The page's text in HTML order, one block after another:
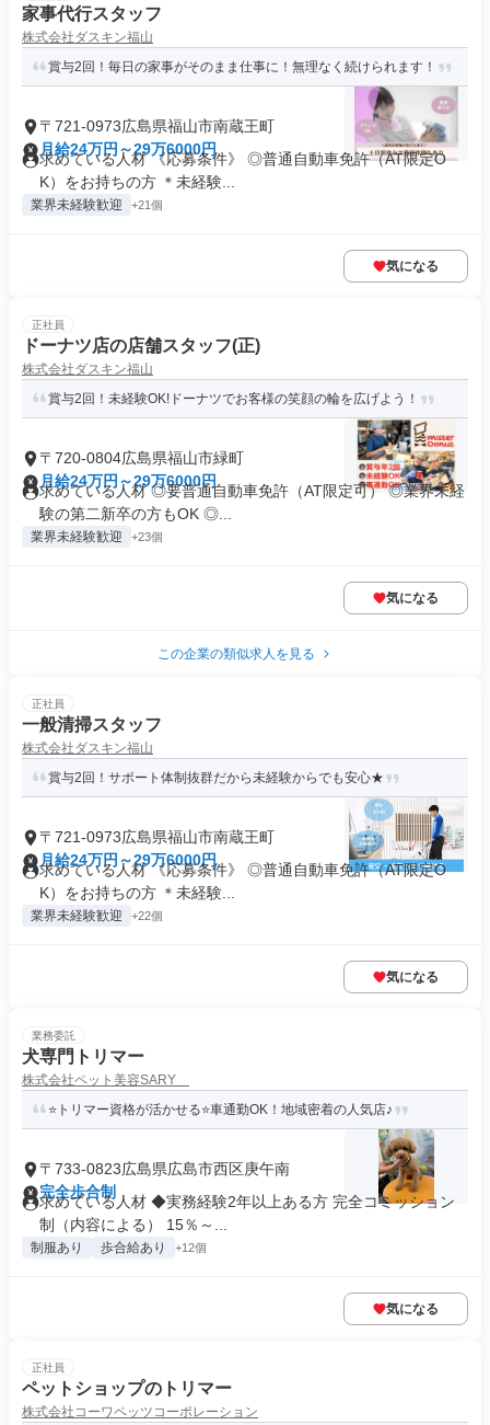
家事代行スタッフ
株式会社ダスキン福山
賞与2回！毎日の家事がそのまま仕事に！無理なく続けられます！
〒721-0973広島県福山市南蔵王町
月給24万円～29万6000円
求めている人材 《応募条件》 ◎普通自動車免許（AT限定O
K）をお持ちの方 ＊未経験...
業界未経験歓迎 +21個
気になる
正社員
ドーナツ店の店舗スタッフ(正)
株式会社ダスキン福山
賞与2回！未経験OK!ドーナツでお客様の笑顔の輪を広げよう！
〒720-0804広島県福山市緑町
月給24万円～29万6000円
求めている人材 ◎要普通自動車免許（AT限定可） ◎業界未経
験の第二新卒の方もOK ◎...
業界未経験歓迎 +23個
気になる
この企業の類似求人を見る
正社員
一般清掃スタッフ
株式会社ダスキン福山
賞与2回！サポート体制抜群だから未経験からでも安心★
〒721-0973広島県福山市南蔵王町
月給24万円～29万6000円
求めている人材 《応募条件》 ◎普通自動車免許（AT限定O
K）をお持ちの方 ＊未経験...
業界未経験歓迎 +22個
気になる
業務委託
犬専門トリマー
株式会社ペット美容SARY
⭐トリマー資格が活かせる⭐車通勤OK！地域密着の人気店♪
〒733-0823広島県広島市西区庚午南
完全歩合制
求めている人材 ◆実務経験2年以上ある方 完全コミッション
制（内容による） 15％～...
制服あり 歩合給あり +12個
気になる
正社員
ペットショップのトリマー
株式会社コーワペッツコーポレーション